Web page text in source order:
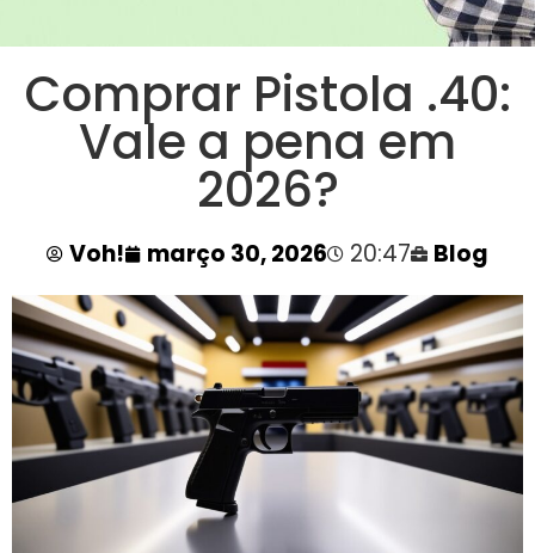
Comprar Pistola .40:
Vale a pena em
2026?
Voh! março 30, 2026 20:47 Blog